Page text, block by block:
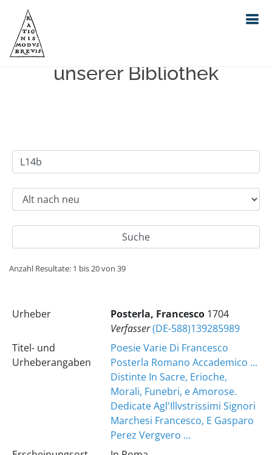
Einfache Suche im Bestand
unserer Bibliothek
Anzahl Resultate: 1 bis 20 von 39
Urheber Posterla, Francesco 1704
Verfasser(DE-588)139285989
Titel- und
Urheberangaben
Poesie Varie Di Francesco
Posterla Romano Accademico ...
Distinte In Sacre, Erioche,
Morali, Funebri, e Amorose.
Dedicate Agl'Illvstrissimi Signori
Marchesi Francesco, E Gasparo
Perez Vergvero ...